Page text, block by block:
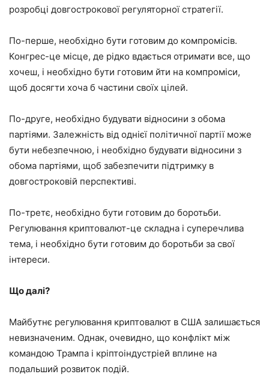
розробці довгострокової регуляторної стратегії.
По-перше, необхідно бути готовим до компромісів.
Конгрес-це місце, де рідко вдається отримати все, що
хочеш, і необхідно бути готовим йти на компроміси,
щоб досягти хоча б частини своїх цілей.
По-друге, необхідно будувати відносини з обома
партіями. Залежність від однієї політичної партії може
бути небезпечною, і необхідно будувати відносини з
обома партіями, щоб забезпечити підтримку в
довгостроковій перспективі.
По-третє, необхідно бути готовим до боротьби.
Регулювання криптовалют-це складна і суперечлива
тема, і необхідно бути готовим до боротьби за свої
інтереси.
Що далі?
Майбутнє регулювання криптовалют в США залишається
невизначеним. Однак, очевидно, що конфлікт між
командою Трампа і кріптоіндустріей вплине на
подальший розвиток подій.